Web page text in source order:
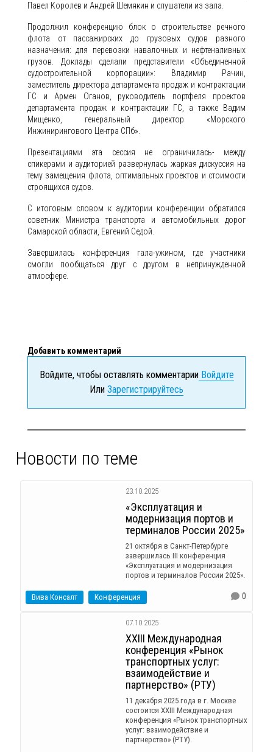
Павел Королев и Андрей Шемякин и слушатели из зала.
Продолжил конференцию блок о строительстве речного
флота от пассажирских до грузовых судов разного
назначения: для перевозки навалочных и нефтеналивных
грузов. Доклады сделали представители «Объединенной
судостроительной корпорации»: Владимир Рачин,
заместитель директора департамента продаж и контрактации
ГС и Армен Оганов, руководитель портфеля проектов
департамента продаж и контрактации ГС, а также Вадим
Мищенко, генеральный директор «Морского
Инжинирингового Центра СПб».
Презентациями эта сессия не ограничилась- между
спикерами и аудиторией развернулась жаркая дискуссия на
тему замещения флота, оптимальных проектов и стоимости
строящихся судов.
С итоговым словом к аудитории конференции обратился
советник Министра транспорта и автомобильных дорог
Самарской области, Евгений Седой.
Завершилась конференция гала-ужином, где участники
смогли пообщаться друг с другом в непринужденной
атмосфере.
Добавить комментарий
Войдите, чтобы оставлять комментарииВойдите
Или Зарегистрируйтесь
Новости по теме
23.10.2025
«Эксплуатация и
модернизация портов и
терминалов России 2025»
21 октября в Санкт-Петербурге
завершилась III конференция
«Эксплуатация и модернизация
портов и терминалов России 2025».
Вива Консалт Конференция 0
07.10.2025
XХIII Международная
конференция «Рынок
транспортных услуг:
взаимодействие и
партнерство» (РТУ)
11 декабря 2025 года в г. Москве
состоится XХIII Международная
конференция «Рынок транспортных
услуг: взаимодействие и
партнерство» (РТУ).